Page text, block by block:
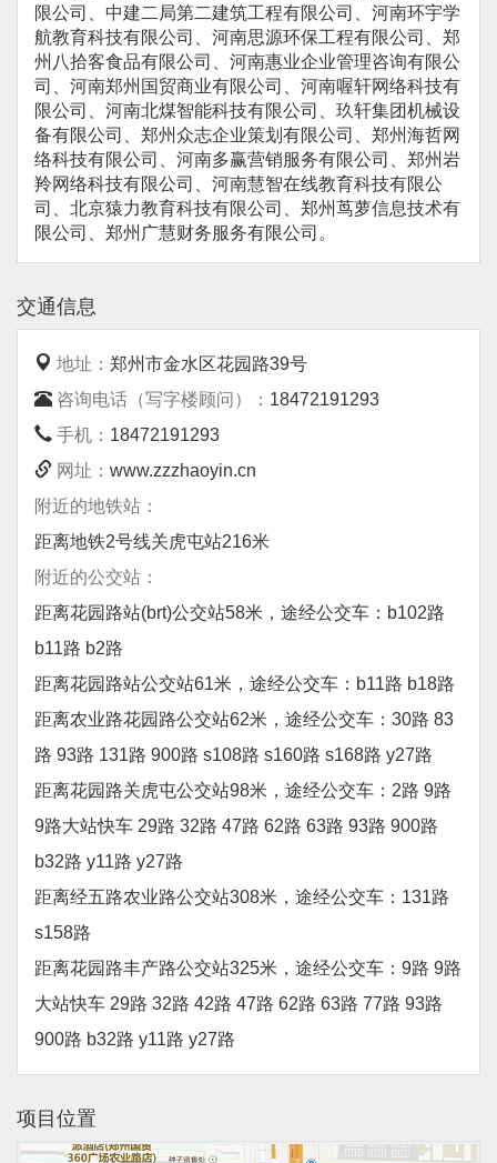
限公司、中建二局第二建筑工程有限公司、河南环宇学
航教育科技有限公司、河南思源环保工程有限公司、郑
州八拾客食品有限公司、河南惠业企业管理咨询有限公
司、河南郑州国贸商业有限公司、河南喔轩网络科技有
限公司、河南北煤智能科技有限公司、玖轩集团机械设
备有限公司、郑州众志企业策划有限公司、郑州海哲网
络科技有限公司、河南多赢营销服务有限公司、郑州岩
羚网络科技有限公司、河南慧智在线教育科技有限公
司、北京猿力教育科技有限公司、郑州茑萝信息技术有
限公司、郑州广慧财务服务有限公司。
交通信息
地址： 郑州市金水区花园路39号
咨询电话（写字楼顾问）： 18472191293
手机： 18472191293
网址： www.zzzhaoyin.cn
附近的地铁站：
距离地铁2号线关虎屯站216米
附近的公交站：
距离花园路站(brt)公交站58米，途经公交车：b102路
b11路 b2路
距离花园路站公交站61米，途经公交车：b11路 b18路
距离农业路花园路公交站62米，途经公交车：30路 83
路 93路 131路 900路 s108路 s160路 s168路 y27路
距离花园路关虎屯公交站98米，途经公交车：2路 9路
9路大站快车 29路 32路 47路 62路 63路 93路 900路
b32路 y11路 y27路
距离经五路农业路公交站308米，途经公交车：131路
s158路
距离花园路丰产路公交站325米，途经公交车：9路 9路
大站快车 29路 32路 42路 47路 62路 63路 77路 93路
900路 b32路 y11路 y27路
项目位置